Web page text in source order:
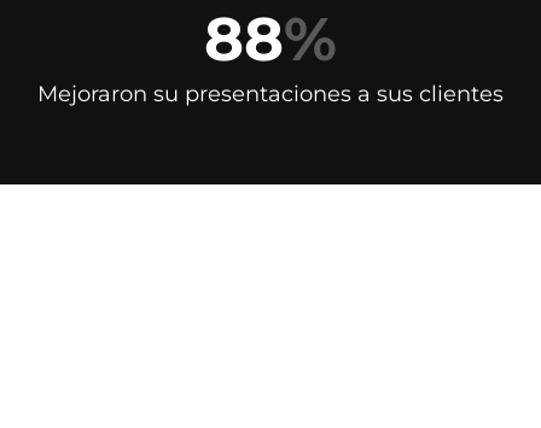
88%
Mejoraron su presentaciones a sus clientes